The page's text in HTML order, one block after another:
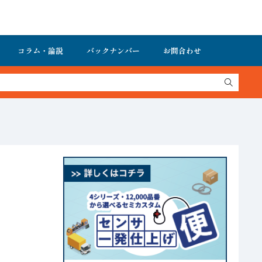
コラム・論説 バックナンバー お問合わせ